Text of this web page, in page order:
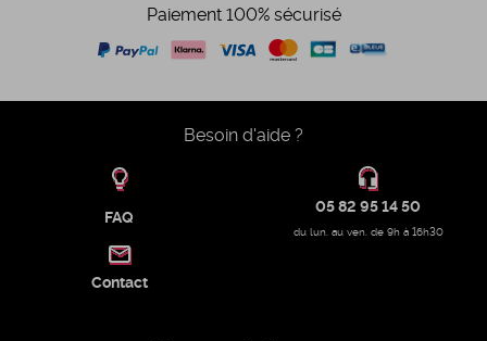
Paiement 100% sécurisé
Besoin d'aide ?
FAQ
05 82 95 14 50
du lun. au ven. de 9h à 16h30
Contact